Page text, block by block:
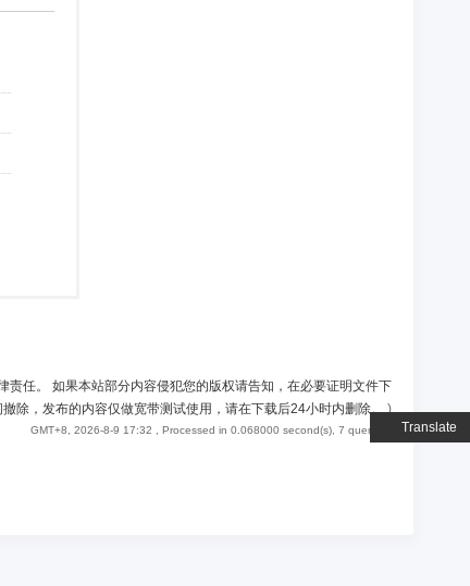
Translate
任。 如果本站部分内容侵犯您的版权请告知，在必要证明文件下
除，发布的内容仅做宽带测试使用，请在下载后24小时内删除。)
GMT+8, 2026-8-9 17:32 , Processed in 0.068000 second(s), 7 queries .